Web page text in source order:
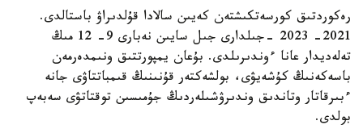
رەكوردتىق كورسەتكىشتەن كەيىن سالادا قۇلدىراۋ باستالدى.
2021- 2023 -جىلدارى جىل سايىن نەبارى 9- 12 مىڭ
تەلەديدار عانا ءوندىرىلدى. بۇعان يمپورتتىق ونىمدەرمەن
باسەكەنىڭ كۇشەيۋى، بولشەكتەر قۇنىنىڭ قىمباتتاۋى جانە
ءبىرقاتار وتاندىق وندىرۋشىلەردىڭ جۇمىسىن توقتاتۋى سەبەپ
بولدى.